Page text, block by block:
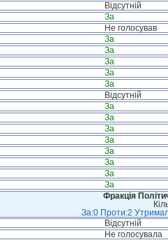
Відсутній
За
Не голосував
За
За
За
За
За
Відсутній
За
За
За
За
За
За
За
За
Фракція
За:0 Проти:2
Відсутній
Не голосувала